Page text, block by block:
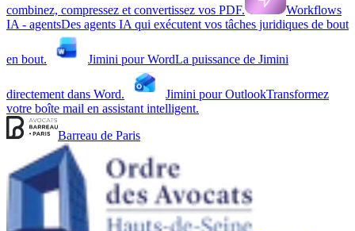
combinez, compressez et convertissez vos PDF.
Workflows
IA - agentsDes agents IA qui exécutent vos tâches juridiques de bout
en bout. Jimini pour WordLa puissance de Jimini
directement dans Word. Jimini pour OutlookTransformez
votre boîte mail en assistant intelligent.
Barreau de Paris